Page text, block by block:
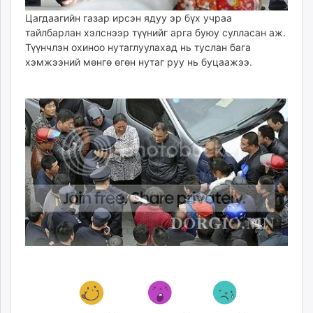
Цагдаагийн газар ирсэн ядуу эр бүх учраа
тайлбарлан хэлснээр түүнийг арга буюу сулласан аж.
Түүнчлэн охиноо нутаглуулахад нь туслан бага
хэмжээний мөнгө өгөн нутаг руу нь буцаажээ.